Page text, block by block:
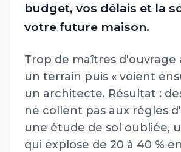
budget, vos délais et la
votre future maison.
Trop de maîtres
un terrain puis « voient
un architecte. Résultat :
ne collent pas aux règles
une étude de sol oubliée,
qui explose de 20 à 40 %